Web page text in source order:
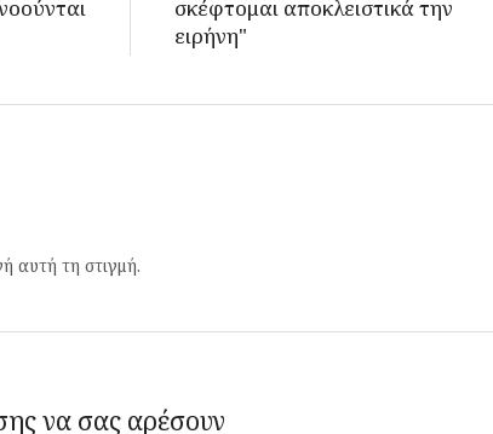
σκέφτομαι αποκλειστικά την
ειρήνη"
αυτή τη στιγμή.
να σας αρέσουν